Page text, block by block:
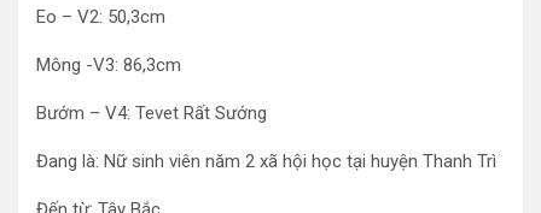
Eo – V2: 50,3cm
Mông -V3: 86,3cm
Bướm – V4: Tevet Rất Sướng
Đang là: Nữ sinh viên năm 2 xã hội học tại huyện Thanh Trì